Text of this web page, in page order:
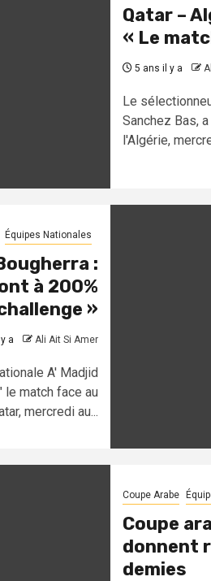
Qatar –
« Le
5 ans il y a
Le
Sanchez Bas,
l'Algérie,
Équipes Nationales
:
à 200%
»
a Ali Ait Si Amer
A' Madjid
le match face au
mercredi au...
Coupe Arabe
Coupe
donnent
demies